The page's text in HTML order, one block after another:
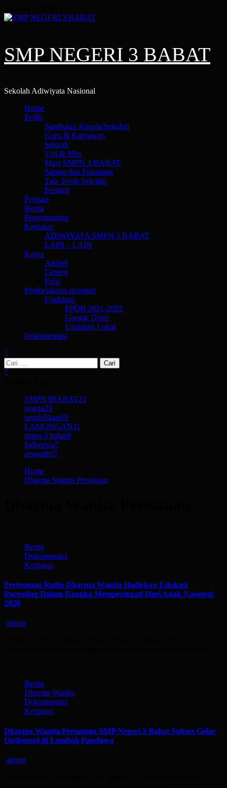
to
SMP NEGERI 3 BABAT
Sekolah Adiwiyata Nasional
PrimaryHome
Profil
Sambutan Kepala Sekolah
Guru & Karyawan
Sejarah
Visi & Misi
Mars SMPN 3 BABAT
Sarana dan Prasarana
Tata Tertib Sekolah
Prestasi
Prestasi
Berita
Pengumuman
Kegiatan
ADIWIYATA SMPN 3 BABAT
LAIN – LAIN
Karya
Artikel
Cerpen
Puisi
Pembelajaran dirumah
Unduhan
PPDB 2021-2022
Google Drive
Unduhan Lokal
Dokumentasi
Cari
untuk:
SMPN3BABAT23
arsega21
pendidikan19
LAMONGAN11
smpn 3 babat9
indonesia7
arsegafm7
Home
Dharma Wanita Persatuan
Berita
Dokumentasi
Kegiatan
Pertemuan Rutin Dharma Wanita Hadirkan Edukasi
Parenting Dalam Rangka Memperingati Hari Anak Nasional
2026
admin
Berita
Dharma Wanita
Dokumentasi
Kegiatan
Dharma Wanita Persatuan SMP Negeri 3 Babat Sukses Gelar
Outbound di Lembah Pandawa
admin